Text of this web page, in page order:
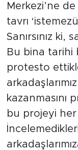
Merkezi’ne de
tavrı
Sanırsınız ki,
Bu bina tarihi
protesto
kazanmasını
bu projeyi